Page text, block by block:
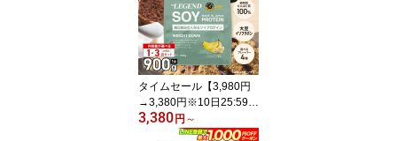
ー ピーチ風味 グレープ
フルーツ風味 300g サプ
リメント 難消化性デキス
トリン
タイムセール【3,980円
→3,380円※10日25:59
迄】【LINE登録で最大1
000円OFF】ソイプロテ
3,380円 ～